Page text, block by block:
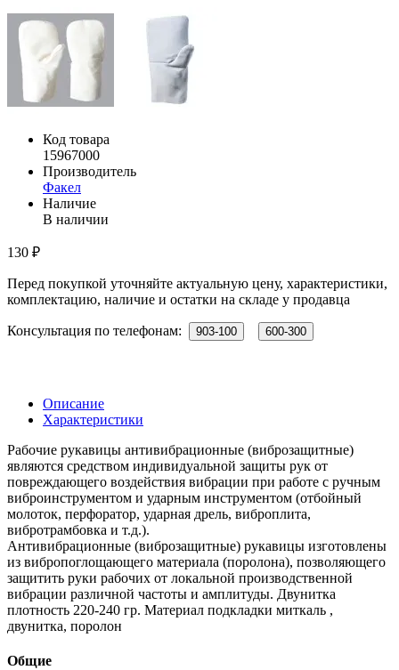
Код товара
15967000
Производитель
Факел
Наличие
В наличии
130 ₽
Перед покупкой уточняйте актуальную цену, характеристики,
комплектацию, наличие и остатки на складе у продавца
Консультация по телефонам: 903-100 600-300
Описание
Характеристики
Рабочие рукавицы антивибрационные (виброзащитные)
являются средством индивидуальной защиты рук от
повреждающего воздействия вибрации при работе с ручным
виброинструментом и ударным инструментом (отбойный
молоток, перфоратор, ударная дрель, виброплита,
вибротрамбовка и т.д.).
Антивибрационные (виброзащитные) рукавицы изготовлены
из вибропоглощающего материала (поролона), позволяющего
защитить руки рабочих от локальной производственной
вибрации различной частоты и амплитуды. Двунитка
плотность 220-240 гр. Материал подкладки миткаль ,
двунитка, поролон
Общие